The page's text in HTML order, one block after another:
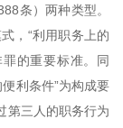
条）两种类型。
，“利用职务上的
的重要标准。同
利条件”为构成要
第三人的职务行为